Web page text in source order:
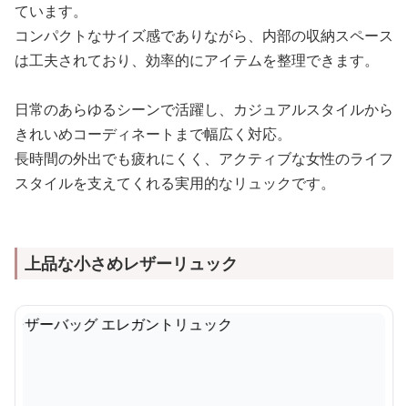
ています。
コンパクトなサイズ感でありながら、内部の収納スペース
は工夫されており、効率的にアイテムを整理できます。
日常のあらゆるシーンで活躍し、カジュアルスタイルから
きれいめコーディネートまで幅広く対応。
長時間の外出でも疲れにくく、アクティブな女性のライフ
スタイルを支えてくれる実用的なリュックです。
上品な小さめレザーリュック